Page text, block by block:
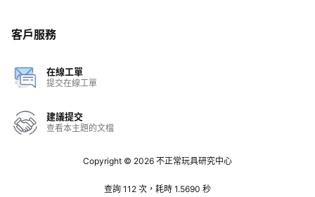
客戶服務
在線工單
提交在線工單
建議提交
查看本主題的文檔
Copyright © 2026 不正常玩具研究中心
查詢 112 次，耗時 1.5690 秒